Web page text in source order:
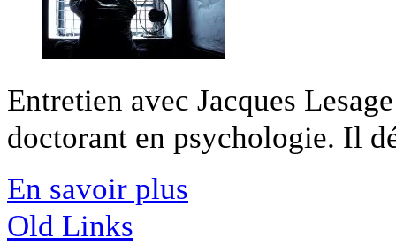
Entretien avec Jacques
doctorant en psychologie. Il
En savoir plus
Old Links